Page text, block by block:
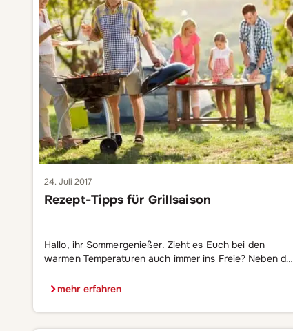
24. Juli 2017
Rezept-Tipps für Grillsaison
Hallo, ihr Sommergenießer. Zieht es Euch bei den
warmen Temperaturen auch immer ins Freie? Neben der
Freunden und der Familie fest zum Sommer dazu. Dafür
Zwar ist mein Mann der Chef in der Küche, aber beim
BBQ kümmert er […]
mehr erfahren